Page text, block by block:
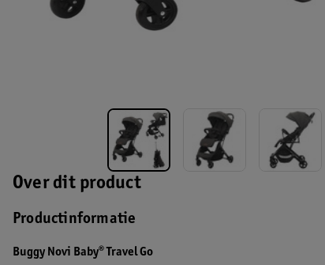
Over dit product
Productinformatie
Buggy Novi Baby® Travel Go